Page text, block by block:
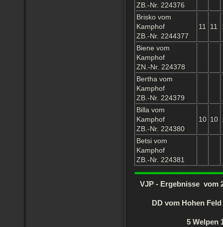
ZB.-Nr. 224376
Brisko vom
Kamphof
ZB.-Nr. 2244377
11 11
Biene vom
Kamphof
ZN.-Nr. 224378
Bertha vom
Kamphof
ZB.-Nr. 224379
Billa vom
Kamphof
ZB.-Nr. 224380
10 10
Betsi vom
Kamphof
ZB.-Nr. 224381
VJP - Ergebnisse vom
DD vom Hohen
5 Welpen